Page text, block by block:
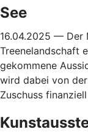
See
16.04.2025 — Der
Treenelandschaft
gekommene
wird dabei von
Zuschuss